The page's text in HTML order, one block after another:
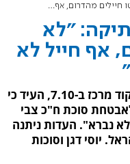
חייל לא אבטח את ח"כ סוכות"
"לא
אף חייל לא
האלוף יהודה פוקס, שכיהן כאלוף פיקוד מרכז ב-7.10, העיד כי
סוכת ח"כ צבי
נברא". העדות ניתנה
יוסי דגן וסוכות